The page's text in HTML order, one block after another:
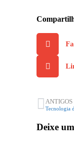
ANTIGOS
Deixe